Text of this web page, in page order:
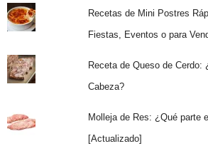
Recetas de Mini Postres
Fiestas, Eventos o para
Receta de Queso de Cerdo:
Cabeza?
Molleja de Res: ¿Qué parte
[Actualizado]